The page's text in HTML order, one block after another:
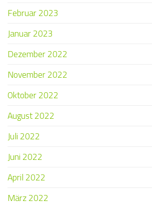
Februar 2023
Januar 2023
Dezember 2022
November 2022
Oktober 2022
August 2022
Juli 2022
Juni 2022
April 2022
März 2022